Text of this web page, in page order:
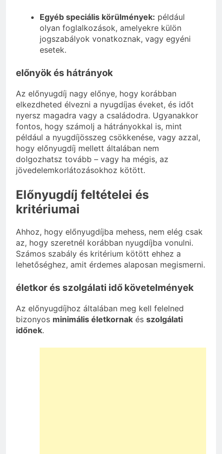
Egyéb speciális körülmények: például
olyan foglalkozások, amelyekre külön
jogszabályok vonatkoznak, vagy egyéni
esetek.
előnyök és hátrányok
Az előnyugdíj nagy előnye, hogy korábban
elkezdheted élvezni a nyugdíjas éveket, és időt
nyersz magadra vagy a családodra. Ugyanakkor
fontos, hogy számolj a hátrányokkal is, mint
például a nyugdíjösszeg csökkenése, vagy azzal,
hogy előnyugdíj mellett általában nem
dolgozhatsz tovább – vagy ha mégis, az
jövedelemkorlátozásokhoz kötött.
Előnyugdíj feltételei és
kritériumai
Ahhoz, hogy előnyugdíjba mehess, nem elég csak
az, hogy szeretnél korábban nyugdíjba vonulni.
Számos szabály és kritérium kötött ehhez a
lehetőséghez, amit érdemes alaposan megismerni.
életkor és szolgálati idő követelmények
Az előnyugdíjhoz általában meg kell felelned
bizonyos minimális életkornak és szolgálati
időnek.